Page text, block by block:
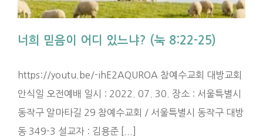
너희 믿음이 어디 있느냐? (눅 8:22-25)
https://youtu.be/-ihE2AQUROA 참예수교회 대방교회
안식일 오전예배 일시 : 2022. 07. 30. 장소 : 서울특별시
동작구 알마타길 29 참예수교회 / 서울특별시 동작구 대방
동 349-3 설교자 : 김용준 [...]